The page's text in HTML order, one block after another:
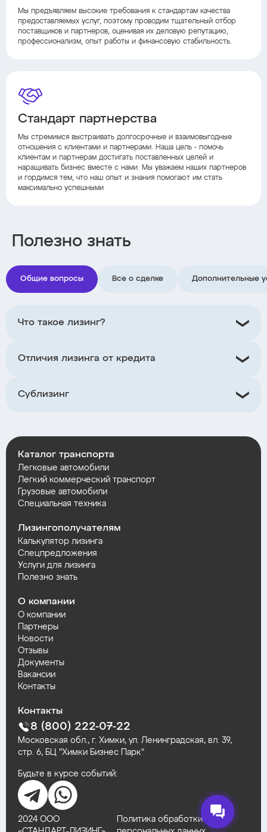
Мы предъявляем высокие требования к стандартам качества
предоставляемых услуг, поэтому проводим тщательный отбор
поставщиков и партнеров, оценивая их деловую репутацию,
профессионализм, опыт работы и финансовую стабильность.
Стандарт партнерства
Мы стремимся выстраивать долгосрочные и взаимовыгодные
отношения с клиентами и партнерами. Наша цель - помочь
клиентам и партнерам достигать поставленных целей и
наращивать бизнес вместе с нами. Мы уважаем наших партнеров
и гордимся тем, что наш опыт и знания помогают им стать
максимально успешными
Полезно знать
Общие вопросы Все о сделке Дополнительные
Что такое лизинг?
Отличия лизинга от кредита
Сублизинг
Каталог транспорта
Легковые автомобили
Легкий коммерческий транспорт
Грузовые автомобили
Специальная техника
Лизингополучателям
Калькулятор лизинга
Спецпредложения
Услуги для лизинга
Полезно знать
О компании
О компании
Партнеры
Новости
Отзывы
Документы
Вакансии
Контакты
Контакты
8 (800) 222-07-22
Московская обл., г. Химки, ул. Ленинградская, вл. 39,
стр. 6, БЦ "Химки Бизнес Парк"
Будьте в курсе событий:
2024 ООО
Политика обработки